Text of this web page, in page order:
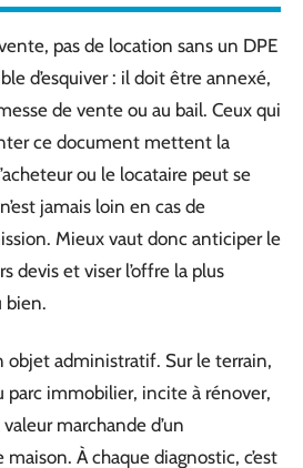
pas de location sans un DPE
d’esquiver : il doit être annexé,
de vente ou au bail. Ceux qui
ce document mettent la
ou le locataire peut se
jamais loin en cas de
Mieux vaut donc anticiper le
devis et viser l’offre la plus
bien.
objet administratif. Sur le terrain,
parc immobilier, incite à rénover,
marchande d’un
À chaque diagnostic, c’est